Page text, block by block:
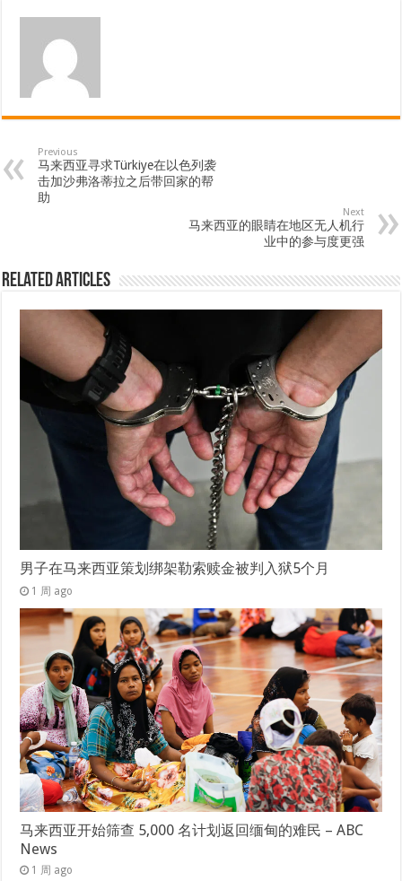
Previous
马来西亚寻求Türkiye在以色列袭
击加沙弗洛蒂拉之后带回家的帮
助
Next
马来西亚的眼睛在地区无人机行
业中的参与度更强
Related Articles
男子在马来西亚策划绑架勒索赎金被判入狱5个月
1 周 ago
马来西亚开始筛查 5,000 名计划返回缅甸的难民 – ABC
News
1 周 ago